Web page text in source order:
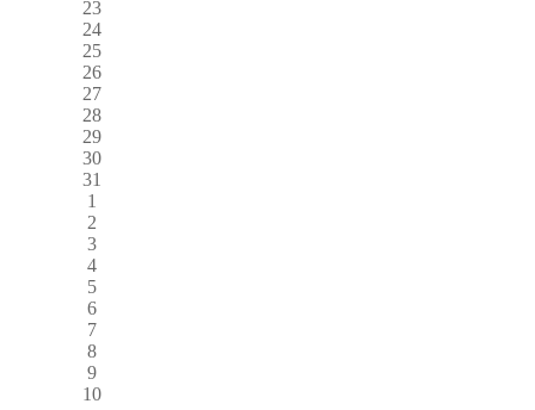
23
24
25
26
27
28
29
30
31
1
2
3
4
5
6
7
8
9
10